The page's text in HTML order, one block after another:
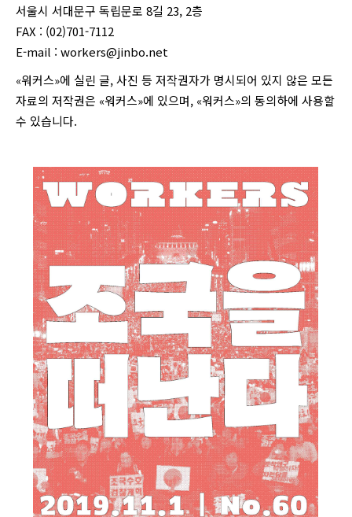
서울시 서대문구 독립문로 8길 23, 2층
FAX : (02)701-7112
E-mail : workers@jinbo.net
«워커스»에 실린 글, 사진 등 저작권자가 명시되어 있지 않은 모든
자료의 저작권은 «워커스»에 있으며, «워커스»의 동의하에 사용할
수 있습니다.